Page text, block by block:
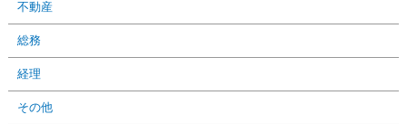
不動産
総務
経理
その他